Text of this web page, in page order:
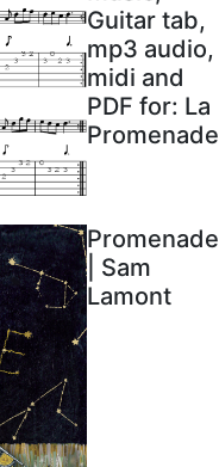
Guitar tab,
mp3 audio,
midi and
PDF for: La
Promenade
Promenade
| Sam
Lamont